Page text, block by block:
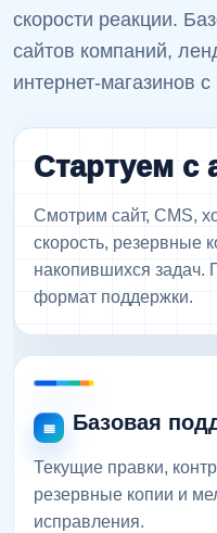
скорости реакции.
сайтов компаний,
интернет-магазинов
Стартуем с
Смотрим сайт, CMS,
скорость, резервные
накопившихся задач.
формат поддержки.
Базовая
Текущие правки,
резервные копии и
исправления.